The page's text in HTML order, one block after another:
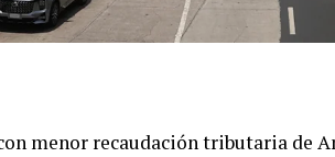
menor recaudación tributaria de